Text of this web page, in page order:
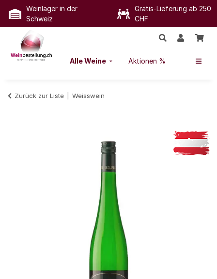
Weinlager in der
Schweiz
Gratis-Lieferung ab 250
CHF
Alle Weine Aktionen %
Zurück zur Liste Weisswein